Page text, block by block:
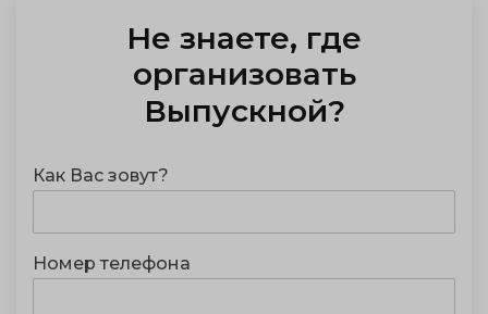
Не знаете, где
организовать
Выпускной?
Как Вас зовут?
Номер телефона